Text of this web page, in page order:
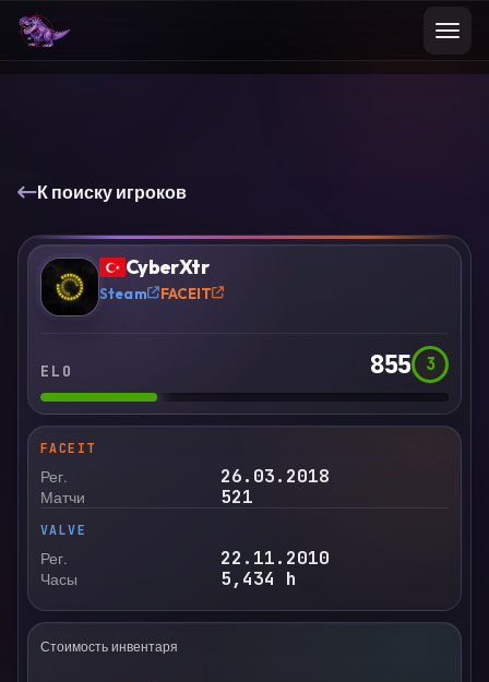
К поиску игроков
? CyberXtr
Steam FACEIT
ELO 855 3
FACEIT
Рег. 26.03.2018
Матчи 521
VALVE
Рег. 22.11.2010
Часы 5,434 h
Стоимость инвентаря